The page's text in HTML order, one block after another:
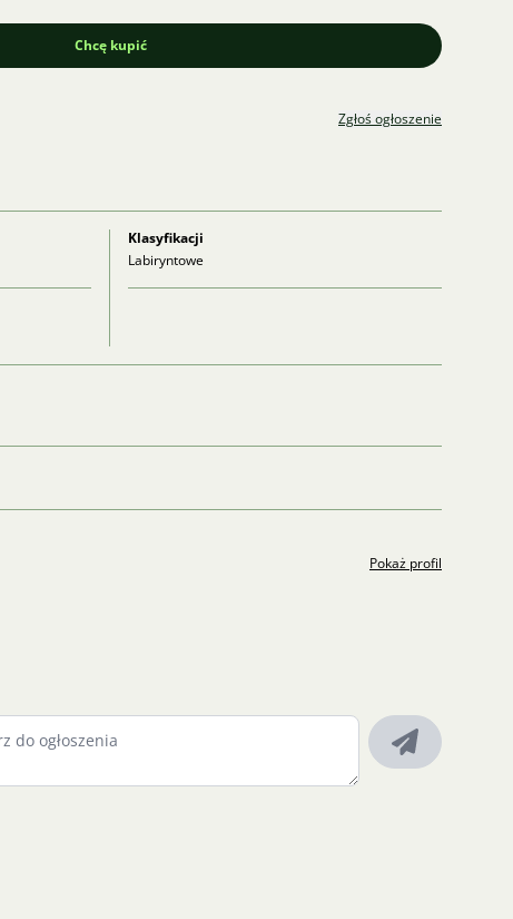
Chcę kupić
Zgłoś ogłoszenie
Klasyfikacji
Labiryntowe
Pokaż profil